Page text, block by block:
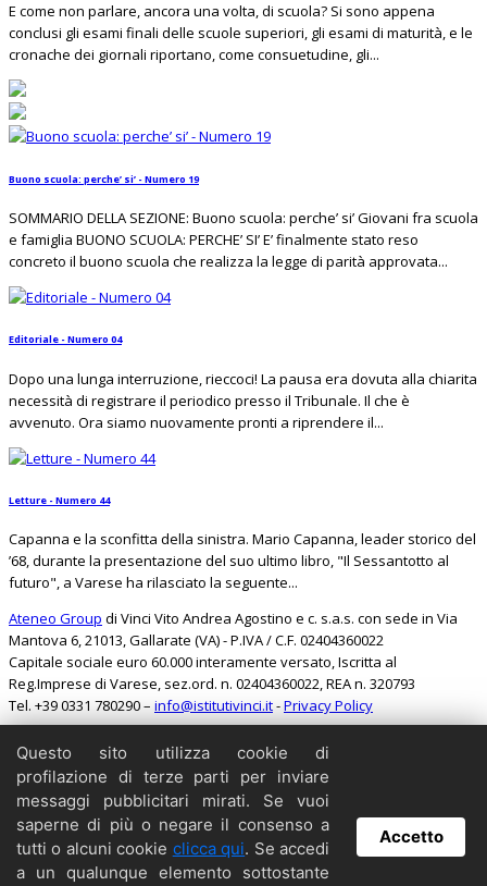
E come non parlare, ancora una volta, di scuola? Si sono appena
conclusi gli esami finali delle scuole superiori, gli esami di maturità, e le
cronache dei giornali riportano, come consuetudine, gli...
Buono scuola: perche’ si’ - Numero 19
SOMMARIO DELLA SEZIONE: Buono scuola: perche’ si’ Giovani fra scuola
e famiglia BUONO SCUOLA: PERCHE’ SI’ E’ finalmente stato reso
concreto il buono scuola che realizza la legge di parità approvata...
Editoriale - Numero 04
Dopo una lunga interruzione, rieccoci! La pausa era dovuta alla chiarita
necessità di registrare il periodico presso il Tribunale. Il che è
avvenuto. Ora siamo nuovamente pronti a riprendere il...
Letture - Numero 44
Capanna e la sconfitta della sinistra. Mario Capanna, leader storico del
’68, durante la presentazione del suo ultimo libro, "Il Sessantotto al
futuro", a Varese ha rilasciato la seguente...
Ateneo Group di Vinci Vito Andrea Agostino e c. s.a.s. con sede in Via
Mantova 6, 21013, Gallarate (VA) - P.IVA / C.F. 02404360022
Capitale sociale euro 60.000 interamente versato, Iscritta al
Reg.Imprese di Varese, sez.ord. n. 02404360022, REA n. 320793
Tel. +39 0331 780290 – info@istitutivinci.it-Privacy Policy
Cerca
Home
Il Barbarossa
Collabora
Contattaci
Copyright
Questo sito utilizza cookie di
profilazione di terze parti per inviare
messaggi pubblicitari mirati. Se vuoi
saperne di più o negare il consenso a
tutti o alcuni cookie clicca qui. Se accedi
a un qualunque elemento sottostante
Accetto